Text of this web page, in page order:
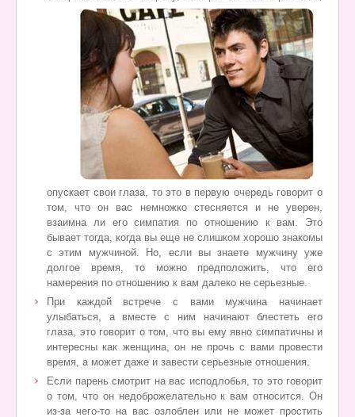
опускает свои глаза, то это в первую очередь говорит о
том, что он вас немножко стесняется и не уверен,
взаимна ли его симпатия по отношению к вам. Это
бывает тогда, когда вы еще не слишком хорошо знакомы
с этим мужчиной. Но, если вы знаете мужчину уже
долгое время, то можно предположить, что его
намерения по отношению к вам далеко не серьезные.
При каждой встрече с вами мужчина начинает
улыбаться, а вместе с ним начинают блестеть его
глаза, это говорит о том, что вы ему явно симпатичны и
интересны как женщина, он не прочь с вами провести
время, а может даже и завести серьезные отношения.
Если парень смотрит на вас исподлобья, то это говорит
о том, что он недоброжелательно к вам относится. Он
из-за чего-то на вас озлоблен или не может простить